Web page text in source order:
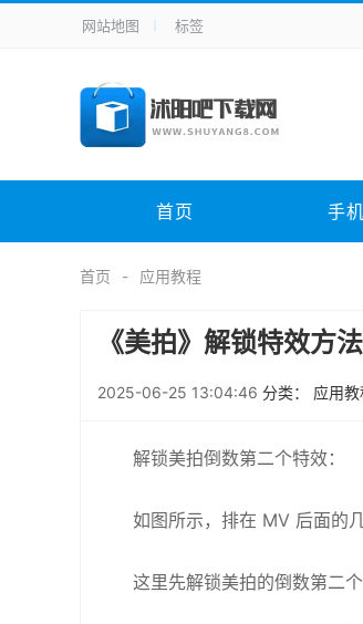
手机应用
手机游戏 H5游戏
电脑软件 其它类别
网站地图 标签
首页 手
首页 应用教程
《美拍》解锁特效方
2025-06-25 13:04:46 分类： 应用教
解锁美拍倒数第二个特效：
如图所示，排在 MV 后面的
这里先解锁美拍的倒数第二